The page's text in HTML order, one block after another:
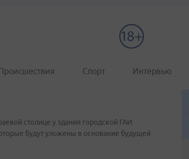
Спорт Интервью
столице у здания городской ГАИ
будут уложены в основание будущей